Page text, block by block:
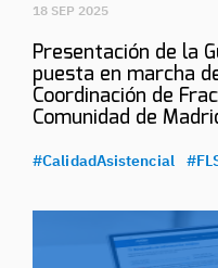
18 SEP 2025
Presentación de la
puesta en marcha
Coordinación de
Comunidad de
#CalidadAsistencial